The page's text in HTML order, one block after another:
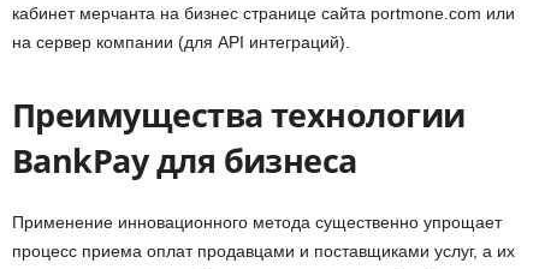
кабинет мерчанта на бизнес странице сайта portmone.com или
на сервер компании (для API интеграций).
Преимущества технологии
BankPay для бизнеса
Применение инновационного метода существенно упрощает
процесс приема оплат продавцами и поставщиками услуг, а их